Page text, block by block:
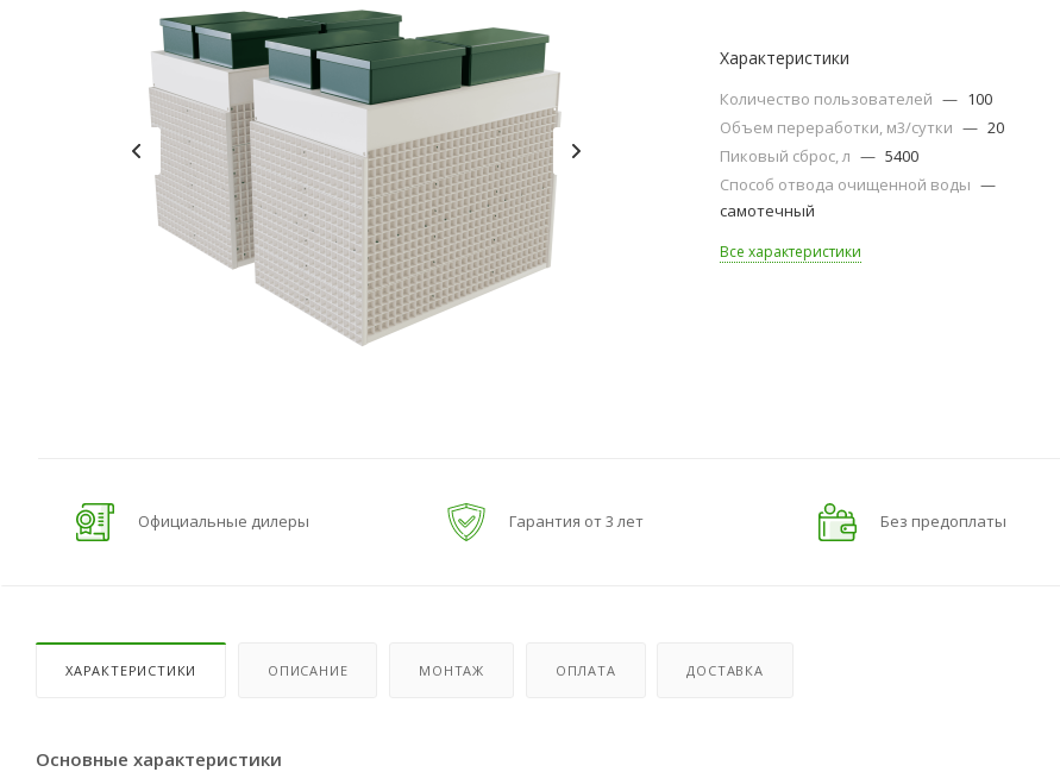
Характеристики
Количество пользователей — 100
Объем переработки, м3/сутки — 20
Пиковый сброс, л — 5400
Способ отвода очищенной воды —
самотечный
Все характеристики
Официальные дилеры Гарантия от 3 лет Без предоплаты
ХАРАКТЕРИСТИКИ ОПИСАНИЕ МОНТАЖ ОПЛАТА ДОСТАВКА
Основные характеристики